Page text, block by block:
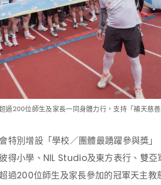
過200位師生及家長一同身體力行，支持「補天慈
特別增設「學校／團體最踴躍參與獎」
得小學、NIL Studio及東方表行、雙亞
過200位師生及家長參加的冠軍天主教